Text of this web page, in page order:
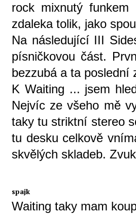
rock mixnutý
zdaleka tolik, jako
Na následující III
písničkovou část.
bezzubá a ta poslední
K Waiting ... jsem
Nejvíc ze všeho mě
taky tu striktní stereo
tu desku celkově
skvělých skladeb.
spajk
Waiting taky mam